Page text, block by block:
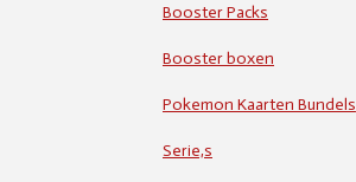
Booster Packs
Booster boxen
Pokemon Kaarten Bundels
Serie,s